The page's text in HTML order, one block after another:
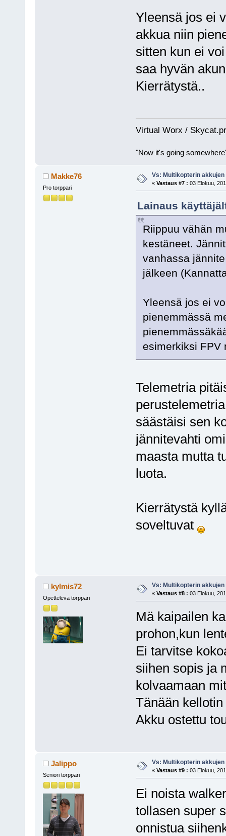
Yleensä jos ei
akkua niin
sitten kun ei
saa hyvän
Kierrätystä..
Virtual Worx /
"Now it's going
Makke76
Pro torppari
Vs: Multikopterin
« Vastaus #7 : 03 Elokuu,
Lainaus
Riippuu vähän
kestäneet.
vanhassa
jälkeen
Yleensä jos ei
pienemmässä
esimerkiksi
Telemetria
säästäisi sen
jännitevahti
maasta mutta
luota.
Kierrätystä
soveltuvat
kylmis72
Opetteleva torppari
Vs: Multikopterin
« Vastaus #8 : 03 Elokuu,
Mä kaipailen
prohon,kun
Ei tarvitse
siihen sopis ja
kolvaamaan
Tänään
Akku ostettu
Jalippo
Seniori torppari
Vs: Multikopterin
« Vastaus #9 : 03 Elokuu,
Ei noista
tollasen super
onnistua